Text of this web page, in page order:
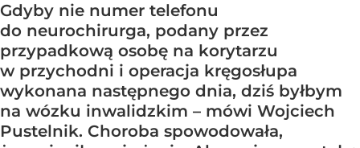
Gdyby nie numer telefonu
do neurochirurga, podany przez
przypadkową osobę na korytarzu
w przychodni i operacja kręgosłupa
wykonana następnego dnia, dziś byłbym
na wózku inwalidzkim – mówi Wojciech
Pustelnik. Choroba spowodowała,